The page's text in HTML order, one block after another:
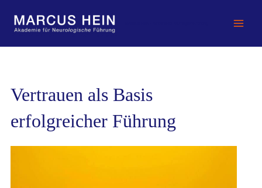
Inhalt
springen
Vertrauen als Basis
erfolgreicher Führung